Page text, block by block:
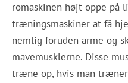
romaskinen højt oppe på
træningsmaskiner at få
nemlig foruden arme og
mavemusklerne. Disse
træne op, hvis man